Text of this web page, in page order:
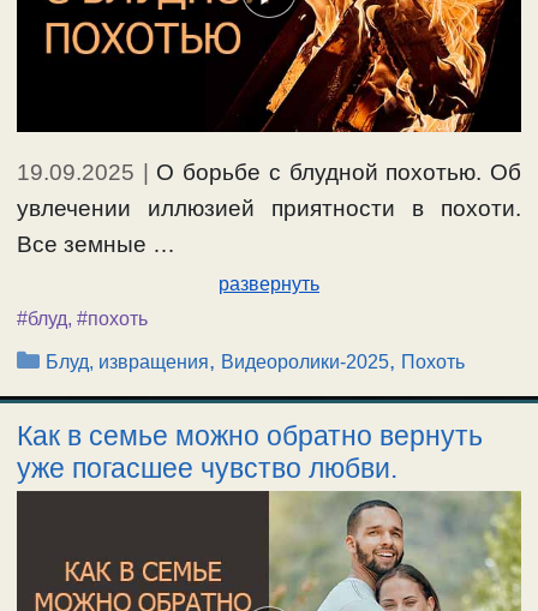
19.09.2025 | О борьбе с блудной похотью. Об
увлечении иллюзией приятности в похоти.
Все земные …
развернуть
#блуд, #похоть
Рубрики
Блуд, извращения, Видеоролики-2025, Похоть
Как в семье можно обратно вернуть
уже погасшее чувство любви.